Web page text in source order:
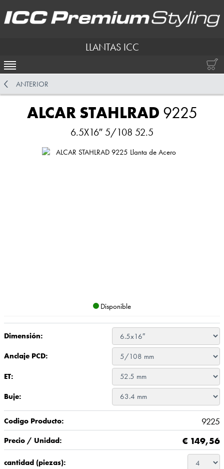
LLANTAS ICC
ACTIVAR NAVEGACIÓN
ANTERIOR
ALCAR STAHLRAD 9225
6.5X16″ 5/108 52.5
Disponible
Dimensión:
Anclaje PCD:
ET:
Buje:
Codigo Producto: 9225
Precio / Unidad: € 149,56
cantidad (piezas):